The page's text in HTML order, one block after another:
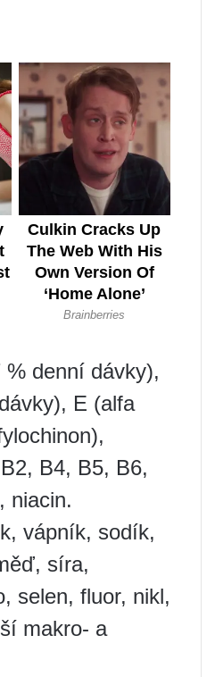
denní dávky),
E (alfa
B4, B5, B6,
niacin.
vápník, sodík,
síra,
selen, fluor, nikl,
makro- a